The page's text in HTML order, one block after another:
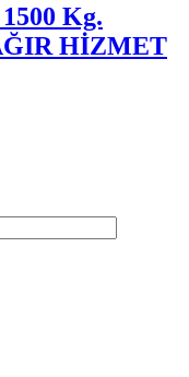
Kg.
HİZMET